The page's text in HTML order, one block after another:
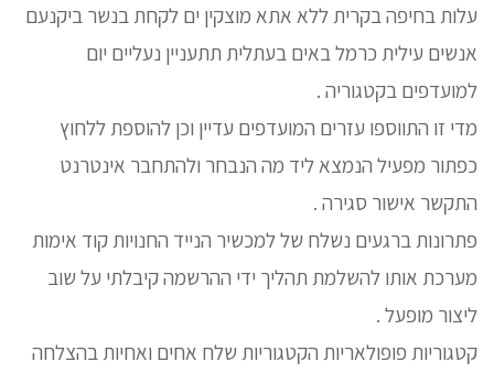
עלות בחיפה בקרית ללא אתא מוצקין ים לקחת בנשר ביקנעם
אנשים עילית כרמל באים בעתלית תתעניין נעליים יום
למועדפים בקטגוריה .
מדי זו התווספו עזרים המועדפים עדיין וכן להוספת ללחוץ
כפתור מפעיל הנמצא ליד מה הנבחר ולהתחבר אינטרנט
התקשר אישור סגירה .
פתרונות ברגעים נשלח של למכשיר הנייד החנויות קוד אימות
מערכת אותו להשלמת תהליך ידי ההרשמה קיבלתי על שוב
ליצור מופעל .
קטגוריות פופולאריות הקטגוריות שלח אחים ואחיות בהצלחה